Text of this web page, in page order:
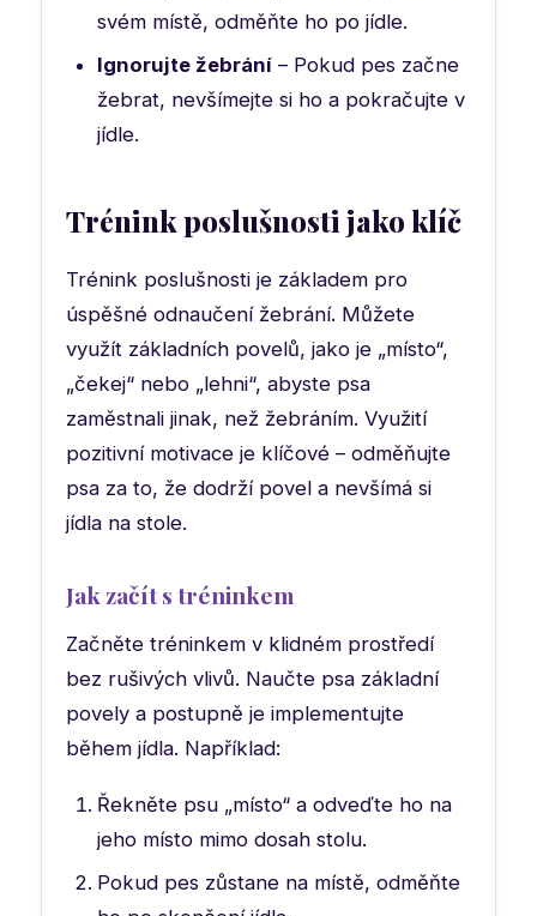
svém místě, odměňte ho po jídle.
Ignorujte žebrání – Pokud pes začne
žebrat, nevšímejte si ho a pokračujte v
jídle.
Trénink poslušnosti jako klíč
Trénink poslušnosti je základem pro
úspěšné odnaučení žebrání. Můžete
využít základních povelů, jako je „místo“,
„čekej“ nebo „lehni“, abyste psa
zaměstnali jinak, než žebráním. Využití
pozitivní motivace je klíčové – odměňujte
psa za to, že dodrží povel a nevšímá si
jídla na stole.
Jak začít s tréninkem
Začněte tréninkem v klidném prostředí
bez rušivých vlivů. Naučte psa základní
povely a postupně je implementujte
během jídla. Například:
Řekněte psu „místo“ a odveďte ho na
jeho místo mimo dosah stolu.
Pokud pes zůstane na místě, odměňte